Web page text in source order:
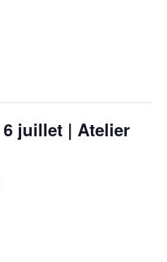
juillet | Atelier